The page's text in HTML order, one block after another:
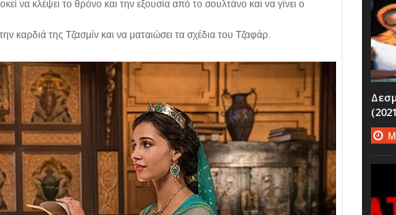
να κλέψει το θρόνο και την εξουσία από το σουλτάνο και να γίνει ο
καρδιά της Τζασμίν και να ματαιώσει τα σχέδια του Τζαφάρ.